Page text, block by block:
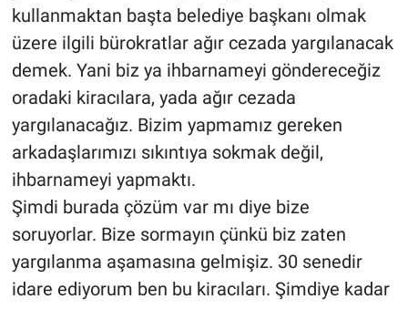
kullanmaktan başta belediye başkanı olmak
üzere ilgili bürokratlar ağır cezada yargılanacak
demek. Yani biz ya ihbarnameyi göndereceğiz
oradaki kiracılara, yada ağır cezada
yargılanacağız. Bizim yapmamız gereken
arkadaşlarımızı sıkıntıya sokmak değil,
ihbarnameyi yapmaktı.
Şimdi burada çözüm var mı diye bize
soruyorlar. Bize sormayın çünkü biz zaten
yargılanma aşamasına gelmişiz. 30 senedir
idare ediyorum ben bu kiracıları. Şimdiye kadar